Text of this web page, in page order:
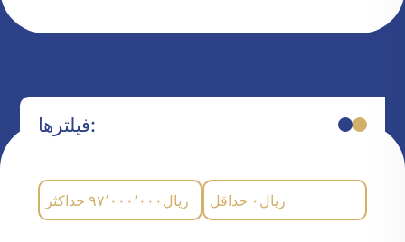
فیلترها:
حداکثر ۹۷٬۰۰۰٬۰۰۰ ریال حداقل ۰ ریال